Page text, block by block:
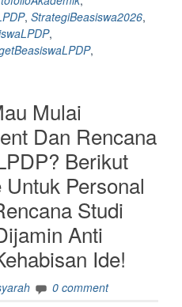
, StrategiBeasiswa2026,
,
,
Mulai
Dan Rencana
Berikut
Personal
Studi
Anti
Ide!
0 comment